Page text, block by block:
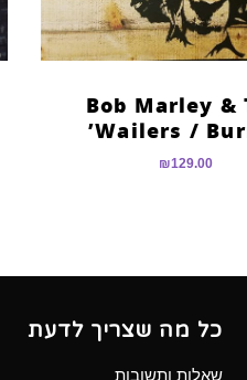
Bob Marley &
Wailers ‎/
₪129.00
כל מה שצריך לדעת
שאלות ותשובות